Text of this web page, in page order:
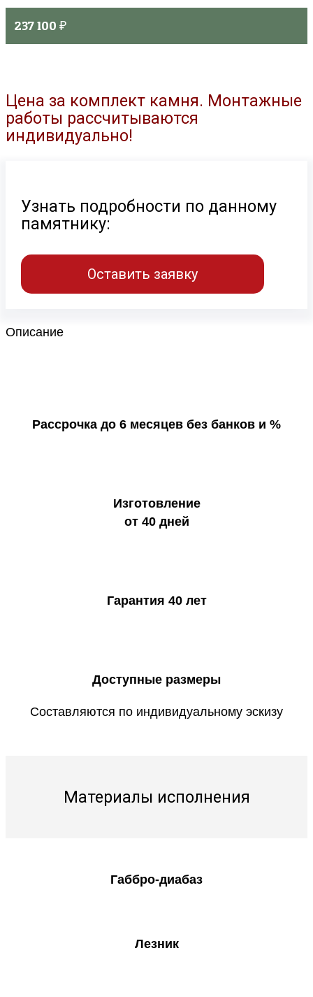
237 100 ₽
Цена за комплект камня. Монтажные
работы рассчитываются
индивидуально!
Узнать подробности по данному
памятнику:
Оставить заявку
Описание
Рассрочка до 6 месяцев без банков и %
Изготовление
от 40 дней
Гарантия 40 лет
Доступные размеры
Составляются по индивидуальному эскизу
Материалы исполнения
Габбро-диабаз
Лезник